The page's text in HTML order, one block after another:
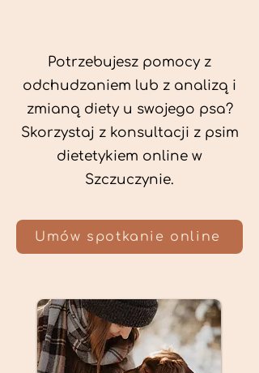
Potrzebujesz pomocy z
odchudzaniem lub z analizą i
zmianą diety u swojego psa?
Skorzystaj z konsultacji z psim
dietetykiem online w
Szczuczynie.
Umów spotkanie online